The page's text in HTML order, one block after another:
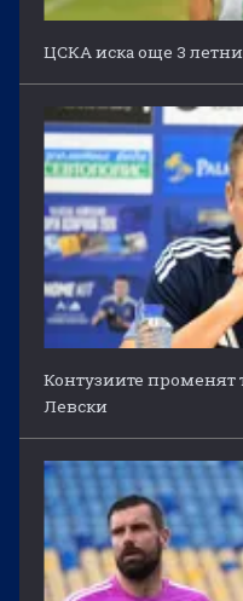
ЦСКА иска още 3
Контузиите променят
Левски